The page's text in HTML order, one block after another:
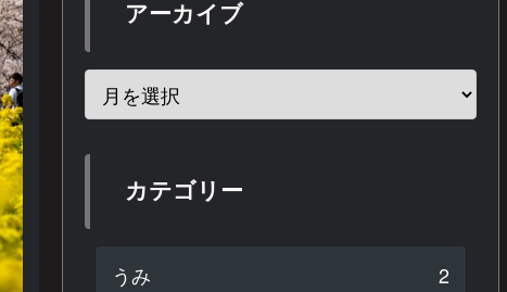
アーカイブ
カテゴリー
うみ 2